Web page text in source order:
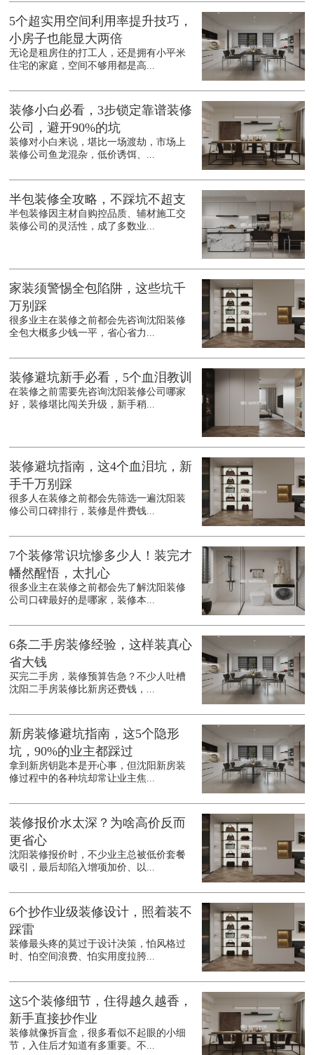
5个超实用空间利用率提升技巧，
小房子也能显大两倍
无论是租房住的打工人，还是拥有小平米
住宅的家庭，空间不够用都是高...
装修小白必看，3步锁定靠谱装修
公司，避开90%的坑
装修对小白来说，堪比一场渡劫，市场上
装修公司鱼龙混杂，低价诱饵、...
半包装修全攻略，不踩坑不超支
半包装修因主材自购控品质、辅材施工交
装修公司的灵活性，成了多数业...
家装须警惕全包陷阱，这些坑千
万别踩
很多业主在装修之前都会先咨询沈阳装修
全包大概多少钱一平，省心省力...
装修避坑新手必看，5个血泪教训
在装修之前需要先咨询沈阳装修公司哪家
好，装修堪比闯关升级，新手稍...
装修避坑指南，这4个血泪坑，新
手千万别踩
很多人在装修之前都会先筛选一遍沈阳装
修公司口碑排行，装修是件费钱...
7个装修常识坑惨多少人！装完才
幡然醒悟，太扎心
很多业主在装修之前都会先了解沈阳装修
公司口碑最好的是哪家，装修本...
6条二手房装修经验，这样装真心
省大钱
买完二手房，装修预算告急？不少人吐槽
沈阳二手房装修比新房还费钱，...
新房装修避坑指南，这5个隐形
坑，90%的业主都踩过
拿到新房钥匙本是开心事，但沈阳新房装
修过程中的各种坑却常让业主焦...
装修报价水太深？为啥高价反而
更省心
沈阳装修报价时，不少业主总被低价套餐
吸引，最后却陷入增项加价、以...
6个抄作业级装修设计，照着装不
踩雷
装修最头疼的莫过于设计决策，怕风格过
时、怕空间浪费、怕实用度拉胯...
这5个装修细节，住得越久越香，
新手直接抄作业
装修就像拆盲盒，很多看似不起眼的小细
节，入住后才知道有多重要。不...